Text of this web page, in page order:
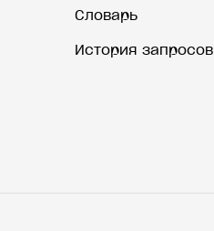
Словарь
История запросов